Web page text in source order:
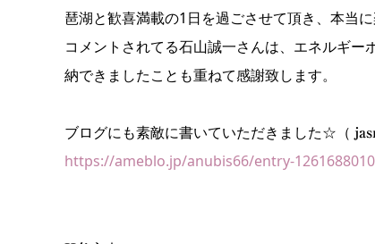
琶湖と歓喜満載の1日を過ごさせて頂き、本当に
コメントされてる石山誠一さんは、エネルギ
納できましたことも重ねて感謝致します。
ブログにも素敵に書いていただきました☆（
https://ameblo.jp/anubis66/entry-